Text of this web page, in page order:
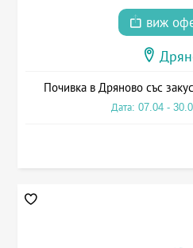
виж
Почивка в Дряново със
Дата: 07.04 -